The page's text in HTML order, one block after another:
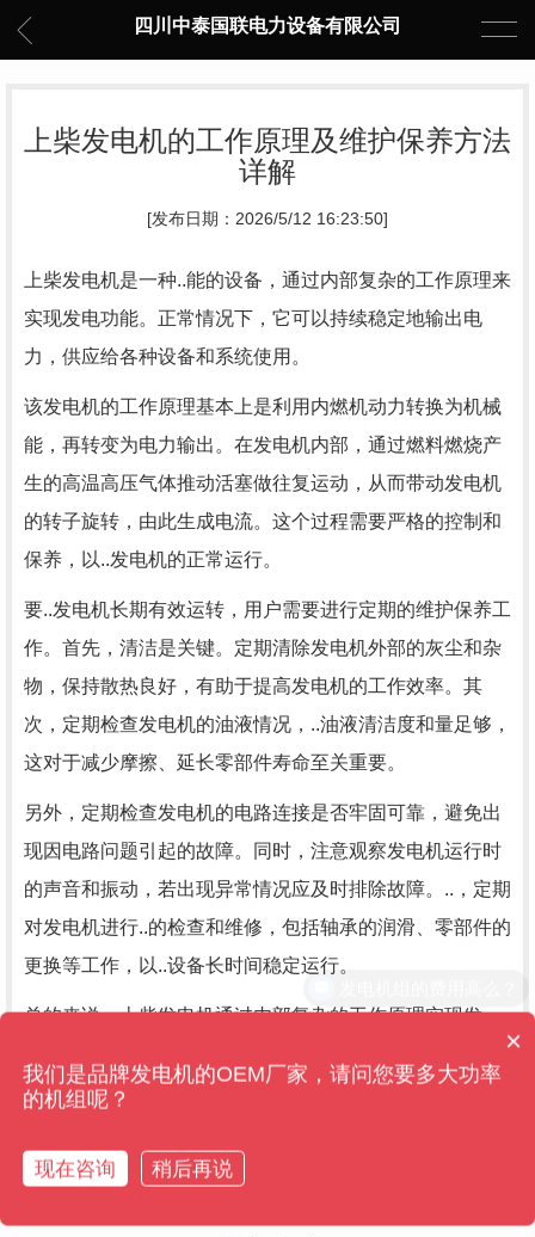
四川中泰国联电力设备有限公司
上柴发电机的工作原理及维护保养方法
详解
[发布日期：2026/5/12 16:23:50]
上柴发电机是一种..能的设备，通过内部复杂的工作原理来
实现发电功能。正常情况下，它可以持续稳定地输出电
力，供应给各种设备和系统使用。
该发电机的工作原理基本上是利用内燃机动力转换为机械
能，再转变为电力输出。在发电机内部，通过燃料燃烧产
生的高温高压气体推动活塞做往复运动，从而带动发电机
的转子旋转，由此生成电流。这个过程需要严格的控制和
保养，以..发电机的正常运行。
要..发电机长期有效运转，用户需要进行定期的维护保养工
作。首先，清洁是关键。定期清除发电机外部的灰尘和杂
物，保持散热良好，有助于提高发电机的工作效率。其
次，定期检查发电机的油液情况，..油液清洁度和量足够，
这对于减少摩擦、延长零部件寿命至关重要。
另外，定期检查发电机的电路连接是否牢固可靠，避免出
现因电路问题引起的故障。同时，注意观察发电机运行时
的声音和振动，若出现异常情况应及时排除故障。..，定期
对发电机进行..的检查和维修，包括轴承的润滑、零部件的
更换等工作，以..设备长时间稳定运行。
总的来说，上柴发电机通过内部复杂的工作原理实现发
作。只有科学合理地维护发电机，才能..其正常运行，为各
售后维保管多久？
×
我们是品牌发电机的OEM厂家，请问您要多大功率
的机组呢？
现在咨询 稍后再说